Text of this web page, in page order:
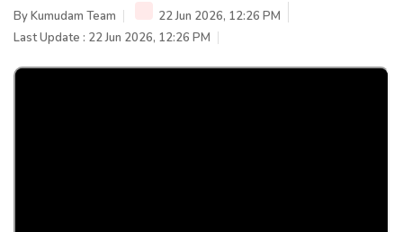
ByKumudam Team
22 Jun 2026, 12:26 PM
Last Update : 22 Jun 2026, 12:26 PM